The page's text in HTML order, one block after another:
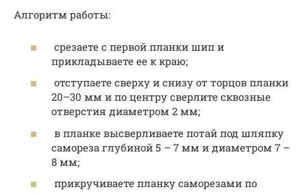
Алгоритм работы:
срезаете с первой планки шип и
прикладываете ее к краю;
отступаете сверху и снизу от торцов планки
20–30 мм и по центру сверлите сквозные
отверстия диаметром 2 мм;
в планке высверливаете потай под шляпку
самореза глубиной 5 – 7 мм и диаметром 7 –
8 мм;
прикручиваете планку саморезами по